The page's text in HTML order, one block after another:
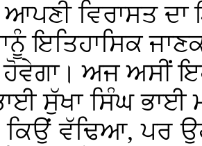
ਆਪਣੀ ਵਿਰਾਸਤ ਦਾ
ਇਤਿਹਾਸਿਕ
ਹੋਵੇਗਾ। ਅਜ ਅਸੀਂ
ਸੁੱਖਾ ਸਿੰਘ ਭਾਈ
ਕਿਉਂ ਵੱਢਿਆ, ਪਰ